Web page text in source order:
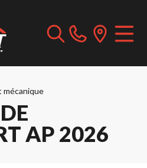
mécanique
AP 2026